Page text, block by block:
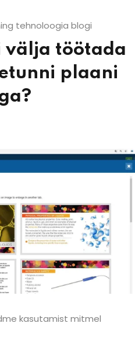
tehnoloogia blogi
välja töötada
plaani
kasutamist mitmel